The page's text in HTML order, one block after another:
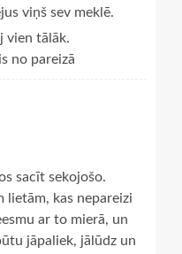
viņš sev meklē.
vien tālāk.
no pareizā
sacīt sekojošo.
lietām, kas nepareizi
ar to mierā, un
jāpaliek, jālūdz un